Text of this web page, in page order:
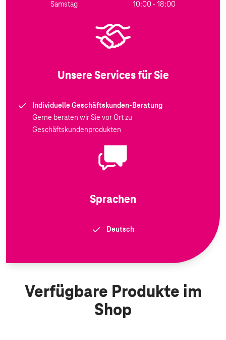
Samstag 10:00 - 18:00
Unsere Services für Sie
Individuelle Geschäftskunden-Beratung
Gerne beraten wir Sie vor Ort zu
Geschäftskundenprodukten
Sprachen
Deutsch
Verfügbare Produkte im
Shop